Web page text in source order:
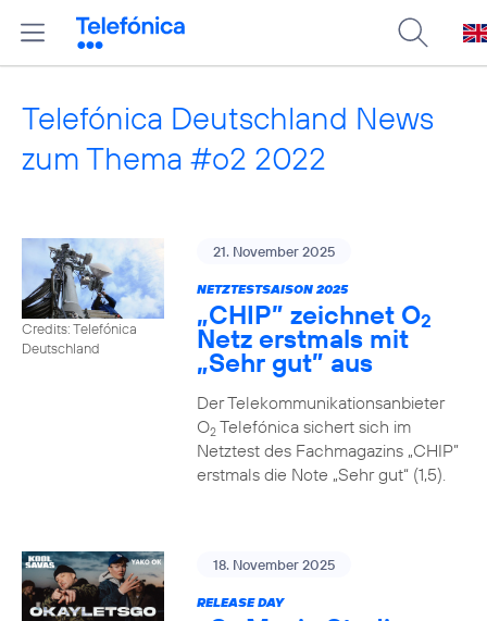
Telefónica Deutschland News
zum Thema #o2 2022
Credits: Telefónica
Deutschland
21. November 2025
NETZTESTSAISON 2025
„CHIP” zeichnet O2
Netz erstmals mit
„Sehr gut” aus
Der Telekommunikationsanbieter
O2Telefónica sichert sich im
Netztest des Fachmagazins „CHIP”
erstmals die Note „Sehr gut“ (1,5).
18. November 2025
RELEASE DAY